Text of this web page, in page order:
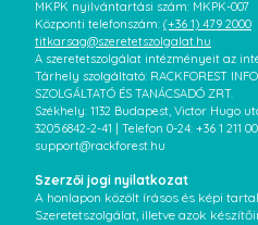
MKPK nyilvántartási szám: MKPK-007
Központi telefonszám: (+36 1) 479 2000
titkarsag@szeretetszolgalat.hu
A szeretetszolgálat intézményeit az
Tárhely szolgáltató: RACKFOREST
SZOLGÁLTATÓ ÉS TANÁCSADÓ ZRT.
Székhely: 1132 Budapest, Victor Hugo
32056842-2-41 | Telefon 0-24: +36 1
support@rackforest.hu
Szerzői jogi nyilatkozat
A honlapon közölt írásos és képi
Szeretetszolgálat, illetve azok